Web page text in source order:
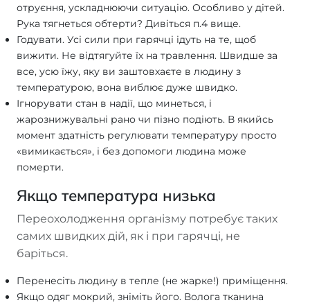
отруєння, ускладнюючи ситуацію. Особливо у дітей.
Рука тягнеться обтерти? Дивіться п.4 вище.
Годувати. Усі сили при гарячці ідуть на те, щоб
вижити. Не відтягуйте їх на травлення. Швидше за
все, усю їжу, яку ви заштовхаєте в людину з
температурою, вона виблює дуже швидко.
Ігнорувати стан в надії, що минеться, і
жарознижувальні рано чи пізно подіють. В якийсь
момент здатність регулювати температуру просто
«вимикається», і без допомоги людина може
померти.
Якщо температура низька
Переохолодження організму потребує таких
самих швидких дій, як і при гарячці, не
баріться.
Перенесіть людину в тепле (не жарке!) приміщення.
Якщо одяг мокрий, зніміть його. Волога тканина